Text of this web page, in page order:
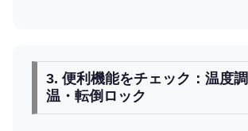
3. 便利機能をチェック：温度
温・転倒ロック